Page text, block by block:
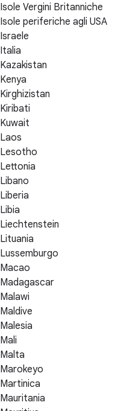
Isole Vergini Britanniche
Isole periferiche agli USA
Israele
Italia
Kazakistan
Kenya
Kirghizistan
Kiribati
Kuwait
Laos
Lesotho
Lettonia
Libano
Liberia
Libia
Liechtenstein
Lituania
Lussemburgo
Macao
Madagascar
Malawi
Maldive
Malesia
Mali
Malta
Marokeyo
Martinica
Mauritania